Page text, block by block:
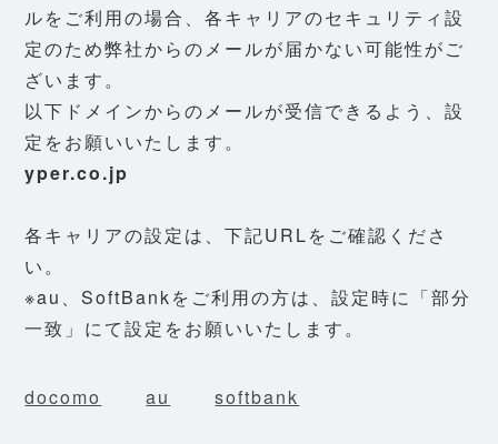
ルをご利用の場合、各キャリアのセキュリティ設
定のため弊社からのメールが届かない可能性がご
ざいます。
以下ドメインからのメールが受信できるよう、設
定をお願いいたします。
yper.co.jp
各キャリアの設定は、下記URLをご確認くださ
い。
※au、SoftBankをご利用の方は、設定時に「部分
一致」にて設定をお願いいたします。
docomo au softbank